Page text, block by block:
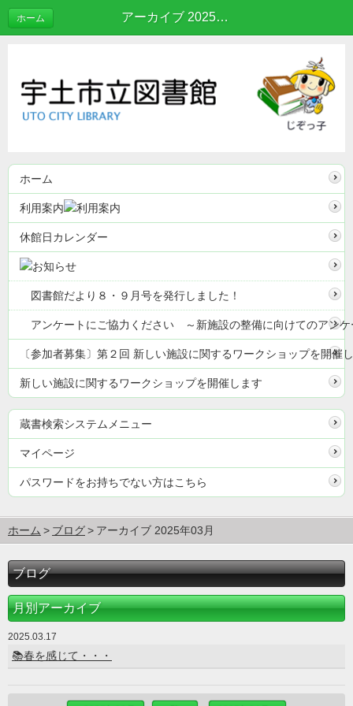
アーカイブ 2025年03月 | ブログ
ホーム
ホーム
利用案内
休館日カレンダー
図書館だより８・９月号を発行しました！
アンケートにご協力ください ～新施設の整備に向けてのアンケ
〔参加者募集〕第２回 新しい施設に関するワークショップを開催
新しい施設に関するワークショップを開催します
蔵書検索システムメニュー
マイページ
パスワードをお持ちでない方はこちら
ホーム ブログ アーカイブ 2025年03月
ブログ
月別アーカイブ
2025.03.17
📚春を感じて・・・